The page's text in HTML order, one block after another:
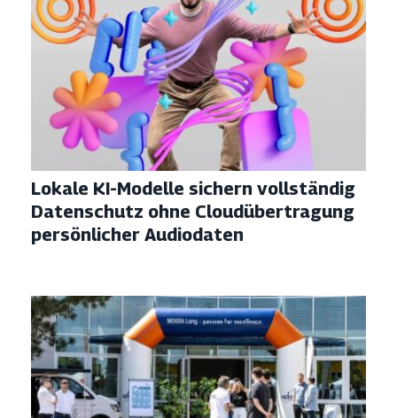
Lokale KI-Modelle sichern vollständig
Datenschutz ohne Cloudübertragung
persönlicher Audiodaten